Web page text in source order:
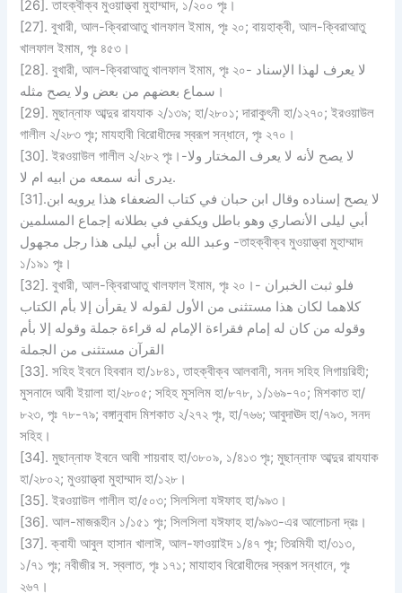
[26]. তাহক্বীক্ব মুওয়াত্ত্বা মুহাম্মাদ, ১/২০০ পৃঃ।
[27]. বুখারী, আল-ক্বিরাআতু খালফাল ইমাম, পৃঃ ২০; বায়হাক্বী, আল-ক্বিরাআতু
খালফাল ইমাম, পৃঃ ৪৫৩।
[28]. বুখারী, আল-ক্বিরাআতু খালফাল ইমাম, পৃঃ ২০- لا يعرف لهذا الإسناد
سماع بعضهم من بعض ولا يصح مثله।
[29]. মুছান্নাফ আব্দুর রাযযাক ২/১৩৯; হা/২৮০১; দারাকুৎনী হা/১২৭০; ইরওয়াউল
গালীল ২/২৮৩ পৃঃ; মাযহাবী বিরোধীদের স্বরূপ সন্ধানে, পৃঃ ২৭০।
[30]. ইরওয়াউল গালীল ২/২৮২ পৃঃ।-لا يصح لأنه لا يعرف المختار ولا
يدرى أنه سمعه من ابيه ام لا.
[31].لا يصح إسناده وقال ابن حبان في كتاب الضعفاء هذا يرويه ابن
أبي ليلى الأنصاري وهو باطل ويكفي في بطلانه إجماع المسلمين
وعبد الله بن أبي ليلى هذا رجل مجهول -তাহক্বীক্ব মুওয়াত্ত্বা মুহাম্মাদ
১/১৯১ পৃঃ।
[32]. বুখারী, আল-ক্বিরাআতু খালফাল ইমাম, পৃঃ ২০।- فلو ثبت الخبران
كلاهما لكان هذا مستثنى من الأول لقوله لا يقرأن إلا بأم الكتاب
وقوله من كان له إمام فقراءة الإمام له قراءة جملة وقوله إلا بأم
القرآن مستثنى من الجملة
[33]. সহিহ ইবনে হিববান হা/১৮৪১, তাহক্বীক্ব আলবানী, সনদ সহিহ লিগায়রিহী;
মুসনাদে আবী ইয়ালা হা/২৮০৫; সহিহ মুসলিম হা/৮৭৮, ১/১৬৯-৭০; মিশকাত হা/
৮২৩, পৃঃ ৭৮-৭৯; বঙ্গানুবাদ মিশকাত ২/২৭২ পৃঃ, হা/৭৬৬; আবুদাঊদ হা/৭৯৩, সনদ
সহিহ।
[34]. মুছান্নাফ ইবনে আবী শায়বাহ হা/৩৮০৯, ১/৪১৩ পৃঃ; মুছান্নাফ আব্দুর রাযযাক
হা/২৮০২; মুওয়াত্ত্বা মুহাম্মাদ হা/১২৮।
[35]. ইরওয়াউল গালীল হা/৫০৩; সিলসিলা যঈফাহ হা/৯৯৩।
[36]. আল-মাজরূহীন ১/১৫১ পৃঃ; সিলসিলা যঈফাহ হা/৯৯৩-এর আলোচনা দ্রঃ।
[37]. ক্বাযী আবুল হাসান খালাঈ, আল-ফাওয়াইদ ১/৪৭ পৃঃ; তিরমিযী হা/৩১৩,
১/৭১ পৃঃ; নবীজীর স. স্বলাত, পৃঃ ১৭১; মাযাহাব বিরোধীদের স্বরূপ সন্ধানে, পৃঃ
২৬৭।